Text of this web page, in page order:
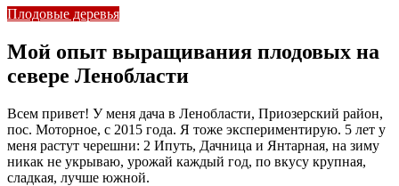
Плодовые деревья
Мой опыт выращивания плодовых на
севере Ленобласти
Всем привет! У меня дача в Ленобласти, Приозерский район,
пос. Моторное, с 2015 года. Я тоже экспериментирую. 5 лет у
меня растут черешни: 2 Ипуть, Дачница и Янтарная, на зиму
никак не укрываю, урожай каждый год, по вкусу крупная,
сладкая, лучше южной.